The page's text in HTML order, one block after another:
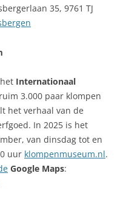
35, 9761 TJ
Internationaal
3.000 paar klompen
het verhaal van de
In 2025 is het
van dinsdag tot en
uur klompenmuseum.nl.
Google Maps: